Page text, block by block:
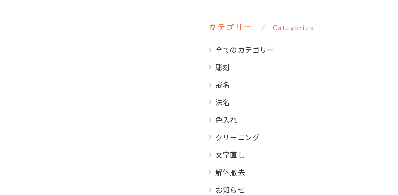
カテゴリー Categories
全てのカテゴリー
彫刻
戒名
法名
色入れ
クリーニング
文字直し
解体撤去
お知らせ